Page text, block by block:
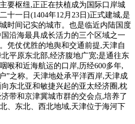
要枢纽,正正在扶植成为国际口岸城
十一日(1404年12月23日)正式建城,是
时间记实的城市。也是临近内陆国度
沿海最具成长活力的三个区域之一
仗优胜的地舆和交通前提,天津自
平原东北部,经济腹地广宽;是通往东
喉和近海航运的口岸,历经600多年,
”之称。天津地处承平洋西岸,天津成
东北亚和敏捷兴起的亚太经济圈,枕
带和京津冀城市群的交会点,培养了
、东北、西北地域,天津位于海河下